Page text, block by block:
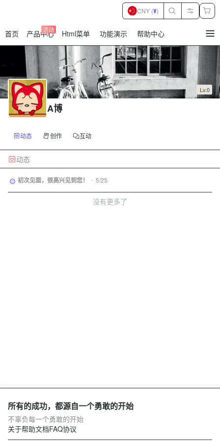
首页 产品中心
活动 Html菜单 功能演示 帮助中心
CNY (¥)
Lv.0
A博
动态 创作 互动
动态
初次见面，很高兴见到您！ • 5/25
没有更多了
所有的成功，都源自一个勇敢的开始
不辜负每一个勇敢的开始
关于帮助文档FAQ协议